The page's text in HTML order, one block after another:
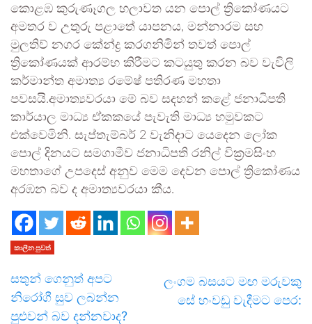
කොළඹ කුරුණෑගල හලාවත යන පොල් ත්‍රිකෝණයට
අමතර ව උතුරු පළාතේ යාපනය, මන්නාරම සහ
මුලතිව් නගර කේන්ද්‍ර කරගනිමින් තවත් පොල්
ත්‍රිකෝණයක් ආරම්භ කිරීමට කටයුතු කරන බව වැවිලි
කර්මාන්ත අමාත්‍ය රමේෂ් පතිරණ මහතා
පවසයි.අමාත්‍යවරයා මේ බව සදහන් කළේ ජනාධිපති
කාර්යාල මාධ්‍ය ඒකකයේ පැවැති මාධ්‍ය හමුවකට
එක්වෙමිනි. සැප්තැම්බර් 2 වැනිදාට යෙදෙන ලෝක
පොල් දිනයට සමගාමීව ජනාධිපති රනිල් වික්‍රමසිංහ
මහතාගේ උපදෙස් අනුව මෙම දෙවන පොල් ත්‍රිකෝණය
අරඹන බව ද අමාත්‍යවරයා කීය.
කාලීන පුවත්
සතුන් ගෙනුත් අපට
නිරෝගී සුව ලබන්න
පුළුවන් බව දන්නවාද?
ලංගම බසයට මඟ මරුවකු
සේ හංවඩු වැදීමට පෙර: